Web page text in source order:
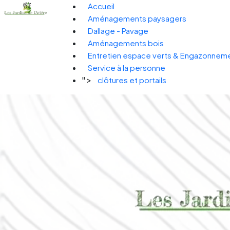
Accueil
Aménagements paysagers
Dallage - Pavage
Aménagements bois
Entretien espace verts &
Service à la personne
"> clôtures et portails